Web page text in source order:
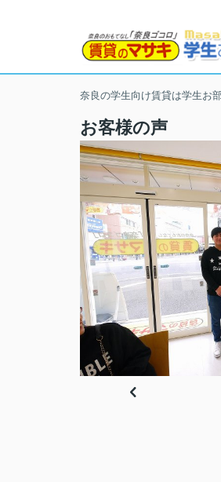
奈良の学生向け賃貸は学生お
お客様の声